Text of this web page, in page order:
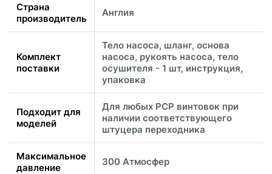
Страна
производитель
Англия
Комплект
поставки
Тело насоса, шланг, основа
насоса, рукоять насоса, тело
осушителя - 1 шт, инструкция,
упаковка
Подходит для
моделей
Для любых PCP винтовок при
наличии соответствующего
штуцера переходника
Максимальное
давление
300 Атмосфер